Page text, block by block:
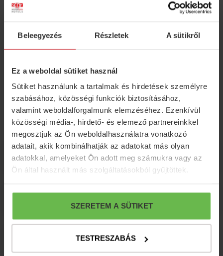
Beleegyezés Részletek A sütikről
Ez a weboldal sütiket használ
Sütiket használunk a tartalmak és hirdetések személyre
szabásához, közösségi funkciók biztosításához,
valamint weboldalforgalmunk elemzéséhez. Ezenkívül
közösségi média-, hirdető- és elemező partnereinkkel
megosztjuk az Ön weboldalhasználatra vonatkozó
adatait, akik kombinálhatják az adatokat más olyan
adatokkal, amelyeket Ön adott meg számukra vagy az
Ön által használt más szolgáltatásokból gyűjtöttek.
SZERETEM A SÜTIKET
TESTRESZABÁS
XIX. századvégi irodalmi műveket is tartalmazó
könyvtár használata sakktáblával és kártyával
Csodálatos kastélypark, több, mint százéves fákkal,
kis tóval és madárcsicsergéssel
Elektromos autó feltöltési lehetőség s díjmentes
parkolás
Fakultatív programok
Lemondási feltételek